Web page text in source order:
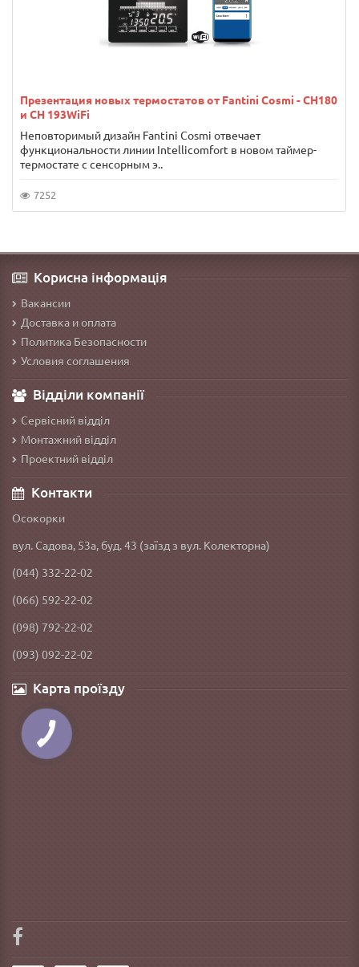
Презентация новых термостатов от Fantini Cosmi - CH180
и CH 193WiFi
Неповторимый дизайн Fantini Cosmi отвечает
функциональности линии Intellicomfort в новом таймер-
термостате с сенсорным э..
7252
Корисна інформація
Вакансии
Доставка и оплата
Политика Безопасности
Условия соглашения
Відділи компанії
Сервісний відділ
Монтажний відділ
Проектний відділ
Контакти
Осокорки
вул. Садова, 53а, буд. 43 (заїзд з вул. Колекторна)
(044) 332-22-02
(066) 592-22-02
(098) 792-22-02
(093) 092-22-02
Карта проїзду